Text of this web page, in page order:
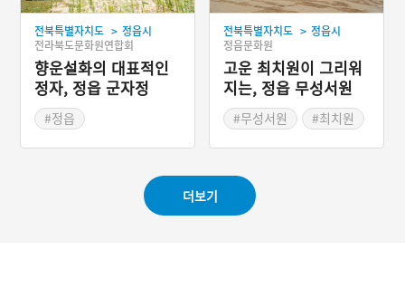
전북특별자치도 > 정읍시
전라북도문화원연합회
향운설화의 대표적인
정자, 정읍 군자정
#정읍
전북특별자치도 > 정읍시
정읍문화원
고운 최치원이 그리워
지는, 정읍 무성서원
현가루
#무성서원
#최치원
#유네스코 세계유산 한국
의 서원
#전라북도 누정
더보기